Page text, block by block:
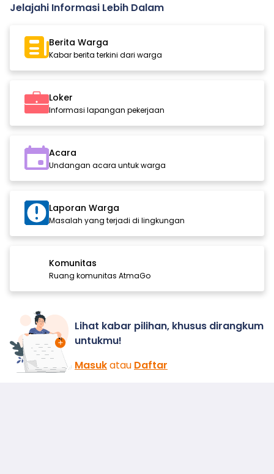
Jelajahi Informasi Lebih Dalam
Berita Warga
Kabar berita terkini dari warga
Loker
Informasi lapangan pekerjaan
Acara
Undangan acara untuk warga
Laporan Warga
Masalah yang terjadi di lingkungan
Komunitas
Ruang komunitas AtmaGo
Lihat kabar pilihan, khusus dirangkum
untukmu!
Masukatau Daftar